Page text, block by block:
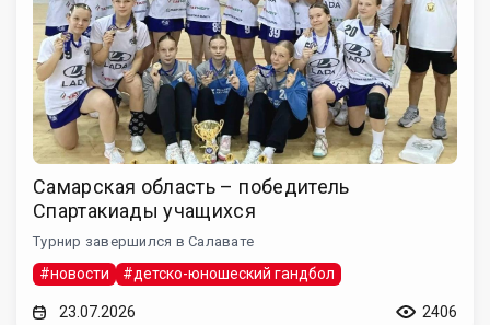
Самарская область – победитель
Спартакиады учащихся
Турнир завершился в Салавате
#новости #детско-юношеский гандбол
23.07.2026 2406